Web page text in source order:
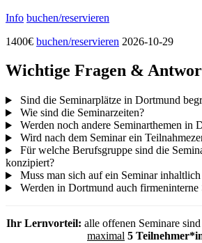
Info buchen/reservieren
1400€ buchen/reservieren 2026-10-29
Wichtige Fragen &
Sind die Seminarplätze in Dortmund
Wie sind die Seminarzeiten?
Werden noch andere Seminarthemen in
Wird nach dem Seminar ein
Für welche Berufsgruppe sind die
konzipiert?
Muss man sich auf ein Seminar
Werden in Dortmund auch firmeninterne
Ihr Lernvorteil: alle offenen Seminare sind
maximal 5